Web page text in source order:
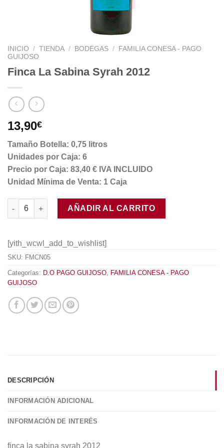
INICIO / TIENDA / BODEGAS /
FAMILIA CONESA - PAGO
GUIJOSO
Finca La Sabina Syrah 2012
13,90€
Tamaño Botella: 0,75 litros
Unidades por Caja: 6
Precio por Caja: 83,40 € IVA INCLUIDO
Unidad Mínima de Venta: 1 Caja
Finca La Sabina Syrah 2012 cantidad
AÑADIR AL CARRITO
[yith_wcwl_add_to_wishlist]
SKU: FMCN05
Categorías: D.O PAGO GUIJOSO, FAMILIA CONESA - PAGO
GUIJOSO
DESCRIPCIÓN
INFORMACIÓN ADICIONAL
INFORMACIÓN DE INTERÉS
finca la sabina syrah 2012